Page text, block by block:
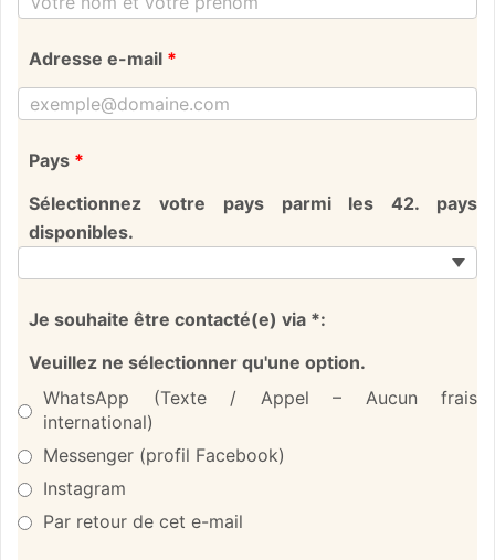
Adresse e-mail *
Pays *
Sélectionnez votre pays parmi les 42. pays
disponibles.
Je souhaite être contacté(e) via *:
Veuillez ne sélectionner qu'une option.
WhatsApp (Texte / Appel – Aucun frais
international)
Messenger (profil Facebook)
Instagram
Par retour de cet e-mail